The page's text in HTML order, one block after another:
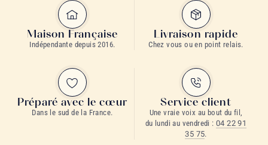
Maison Française
Indépendante depuis 2016.
Livraison rapide
Chez vous ou en point relais.
Préparé avec le cœur
Dans le sud de la France.
Service client
Une vraie voix au bout du fil,
du lundi au vendredi :04 22 91
35 75.